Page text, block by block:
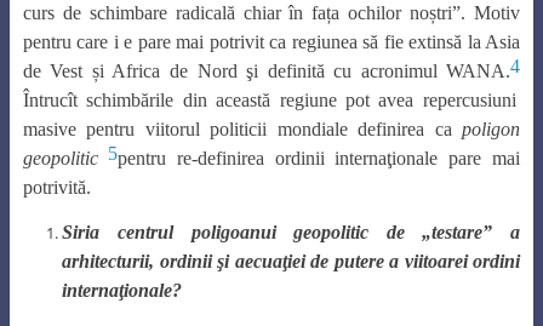
curs de schimbare radicală chiar în fața ochilor noștri”. Motiv
pentru care i e pare mai potrivit ca regiunea să fie extinsă la Asia
de Vest și Africa de Nord şi definită cu acronimul WANA.4
Întrucît schimbările din această regiune pot avea repercusiuni
masive pentru viitorul politicii mondiale definirea capoligon
geopolitic 5pentru re-definirea ordinii internaţionale pare mai
potrivită.
Siria centrul poligoanui geopolitic de „testare” a
arhitecturii, ordinii şi aecuaţiei de putere a viitoarei ordini
internaţionale?